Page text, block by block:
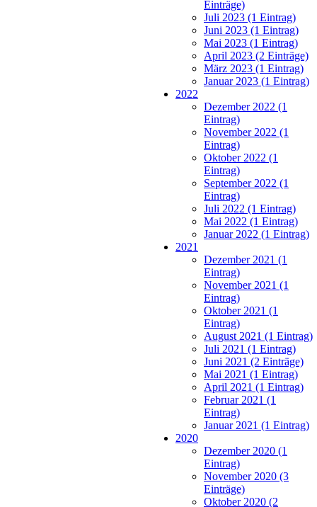
Einträge)
Juli 2023 (1 Eintrag)
Juni 2023 (1 Eintrag)
Mai 2023 (1 Eintrag)
April 2023 (2 Einträge)
März 2023 (1 Eintrag)
Januar 2023 (1 Eintrag)
2022
Dezember 2022 (1
Eintrag)
November 2022 (1
Eintrag)
Oktober 2022 (1
Eintrag)
September 2022 (1
Eintrag)
Juli 2022 (1 Eintrag)
Mai 2022 (1 Eintrag)
Januar 2022 (1 Eintrag)
2021
Dezember 2021 (1
Eintrag)
November 2021 (1
Eintrag)
Oktober 2021 (1
Eintrag)
August 2021 (1 Eintrag)
Juli 2021 (1 Eintrag)
Juni 2021 (2 Einträge)
Mai 2021 (1 Eintrag)
April 2021 (1 Eintrag)
Februar 2021 (1
Eintrag)
Januar 2021 (1 Eintrag)
2020
Dezember 2020 (1
Eintrag)
November 2020 (3
Einträge)
Oktober 2020 (2